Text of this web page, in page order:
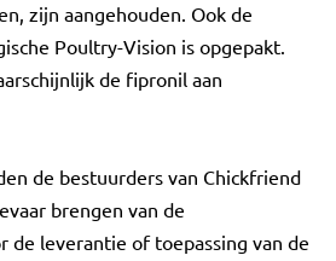
zijn aangehouden. Ook de
Poultry-Vision is opgepakt.
de fipronil aan
de bestuurders van Chickfriend
brengen van de
de leverantie of toepassing van de